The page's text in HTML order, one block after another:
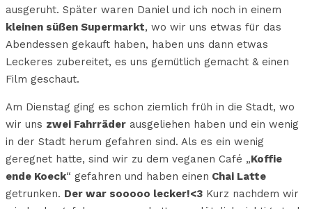
ausgeruht. Später waren Daniel und ich noch in einem
kleinen süßen Supermarkt, wo wir uns etwas für das
Abendessen gekauft haben, haben uns dann etwas
Leckeres zubereitet, es uns gemütlich gemacht & einen
Film geschaut.
Am Dienstag ging es schon ziemlich früh in die Stadt, wo
wir uns zwei Fahrräder ausgeliehen haben und ein wenig
in der Stadt herum gefahren sind. Als es ein wenig
geregnet hatte, sind wir zu dem veganen Café „Koffie
ende Koeck“ gefahren und haben einen Chai Latte
getrunken. Der war sooooo lecker!<3 Kurz nachdem wir